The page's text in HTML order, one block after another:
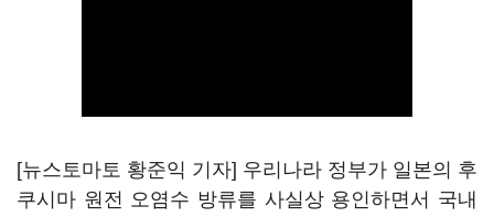
[뉴스토마토 황준익 기자] 우리나라 정부가 일본의 후
쿠시마 원전 오염수 방류를 사실상 용인하면서 국내